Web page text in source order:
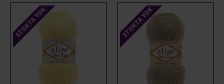
STOKTA YOK STOKTA YOK